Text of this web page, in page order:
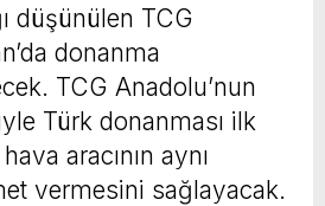
düşünülen TCG
donanma
TCG Anadolu’nun
Türk donanması ilk
aracının aynı
vermesini sağlayacak.